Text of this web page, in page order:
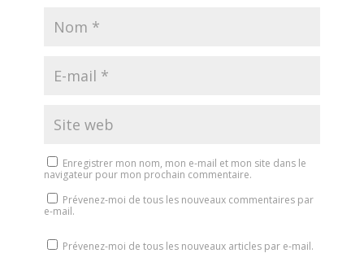
Enregistrer mon nom, mon e-mail et mon site dans le
navigateur pour mon prochain commentaire.
Prévenez-moi de tous les nouveaux commentaires par
e-mail.
Prévenez-moi de tous les nouveaux articles par e-mail.